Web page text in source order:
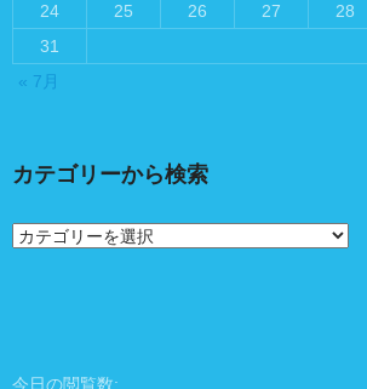
24
25 26 27 28
31
« 7月
カテゴリーから検索
カ
テ
今日の閲覧数: